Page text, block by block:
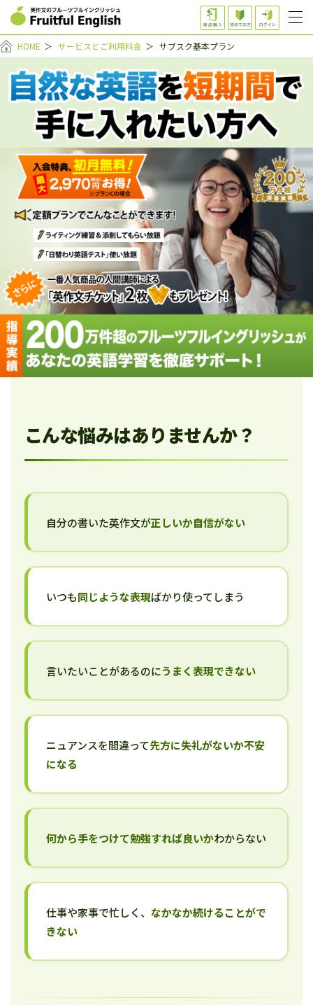
HOME ＞ サービスとご利用料金 ＞ サブスク基本プラン
こんな悩みはありませんか？
自分の書いた英作文が正しいか自信がない
いつも同じような表現ばかり使ってしまう
言いたいことがあるのにうまく表現できない
ニュアンスを間違って先方に失礼がないか不安
になる
何から手をつけて勉強すれば良いかわからない
仕事や家事で忙しく、 なかなか続けることがで
きない